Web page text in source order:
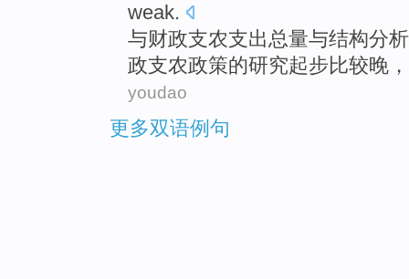
weak.
与财政支农支出总量与结构分析
政支农政策的研究起步比较晚
youdao
更多双语例句